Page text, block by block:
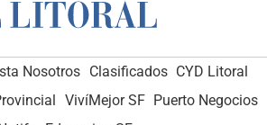
Nosotros Clasificados CYD Litoral
VivíMejor SF Puerto Negocios